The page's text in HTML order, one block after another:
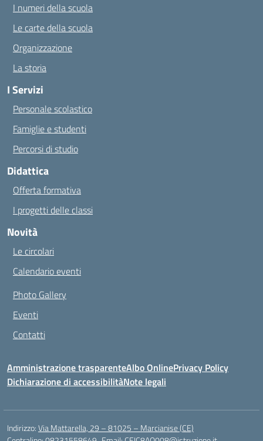
I numeri della scuola
Le carte della scuola
Organizzazione
La storia
I Servizi
Personale scolastico
Famiglie e studenti
Percorsi di studio
Didattica
Offerta formativa
I progetti delle classi
Novità
Le circolari
Calendario eventi
Photo Gallery
Eventi
Contatti
Amministrazione trasparenteAlbo OnlinePrivacy Policy
Dichiarazione di accessibilitàNote legali
Indirizzo:Via Mattarella, 29 – 81025 – Marcianise (CE)